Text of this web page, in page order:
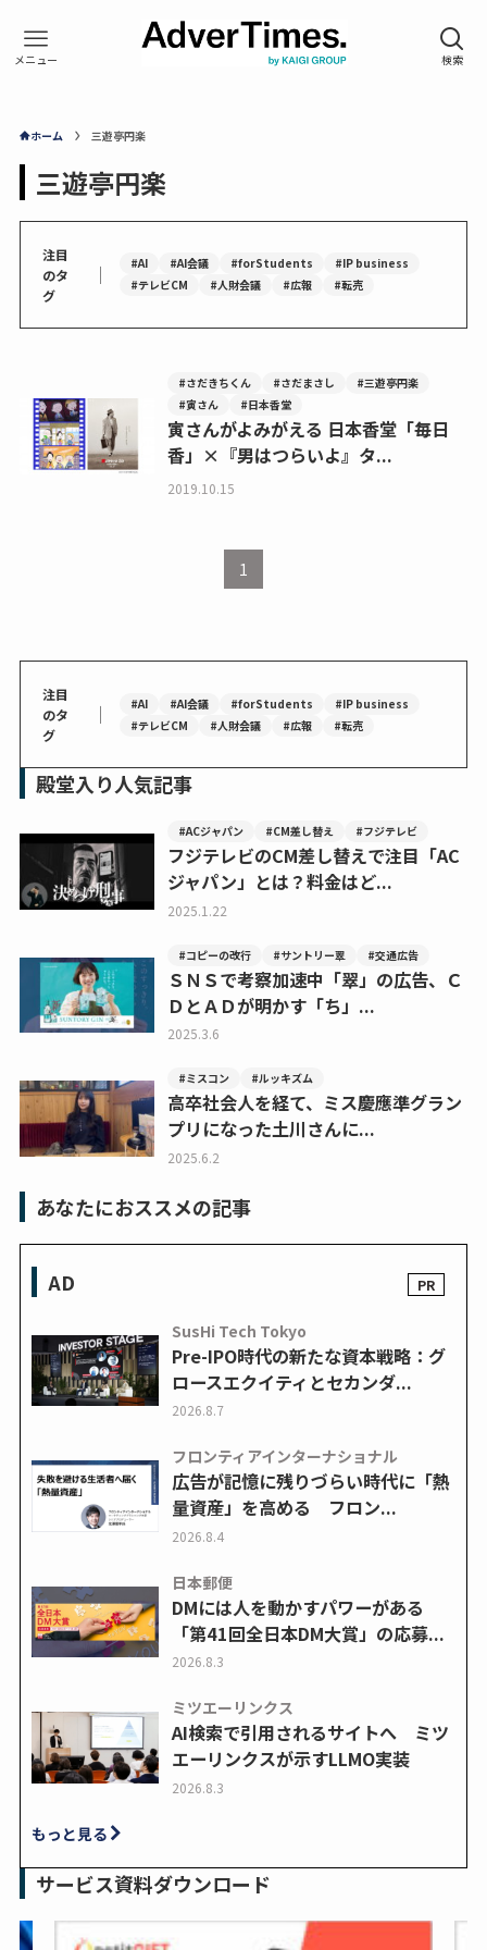
ホーム 三遊亭円楽
三遊亭円楽
注目
のタ
グ
｜ #AI #AI会議 #forStudents
#IP business
#テレビCM
#人財会議 #広報 #転売
#さだきちくん #さだまさし
#三遊亭円楽
#寅さん
#日本香堂
寅さんがよみがえる 日本香堂「毎日
香」×『男はつらいよ』タ...
2019.10.15
1
注目
のタ
グ
｜ #AI #AI会議 #forStudents
#IP business
#テレビCM
#人財会議 #広報 #転売
殿堂入り人気記事
#ACジャパン #CM差し替え #フジテレビ
フジテレビのCM差し替えで注目「AC
ジャパン」とは？料金はど...
2025.1.22
#コピーの改行 #サントリー翠 #交通広告
ＳＮＳで考察加速中「翠」の広告、Ｃ
ＤとＡＤが明かす「ち」...
2025.3.6
#ミスコン #ルッキズム
高卒社会人を経て、ミス慶應準グラン
プリになった土川さんに...
2025.6.2
あなたにおススメの記事
AD
SusHi Tech Tokyo
Pre-IPO時代の新たな資本戦略：グ
ロースエクイティとセカンダ...
2026.8.7
フロンティアインターナショナル
広告が記憶に残りづらい時代に「熱
量資産」を高める フロン...
2026.8.4
日本郵便
DMには人を動かすパワーがある
「第41回全日本DM大賞」の応募...
2026.8.3
ミツエーリンクス
AI検索で引用されるサイトへ ミツ
エーリンクスが示すLLMO実装
2026.8.3
もっと見る
サービス資料ダウンロード